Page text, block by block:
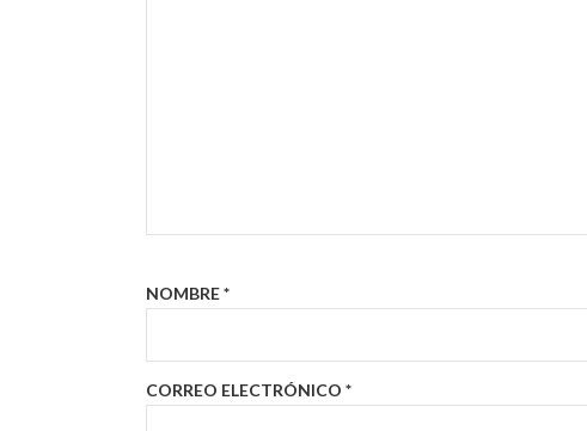
NOMBRE*
CORREO ELECTRÓNICO *